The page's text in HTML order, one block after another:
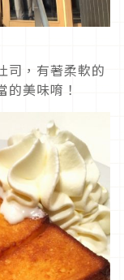
司，有著柔軟的
美味唷！